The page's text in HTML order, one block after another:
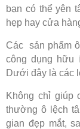
bạn có thể yên
hẹp hay cửa
Các sản phẩm
công dụng hữu
Dưới đây là các
Không chỉ giúp
thường ô lệch
gian đẹp mắt,